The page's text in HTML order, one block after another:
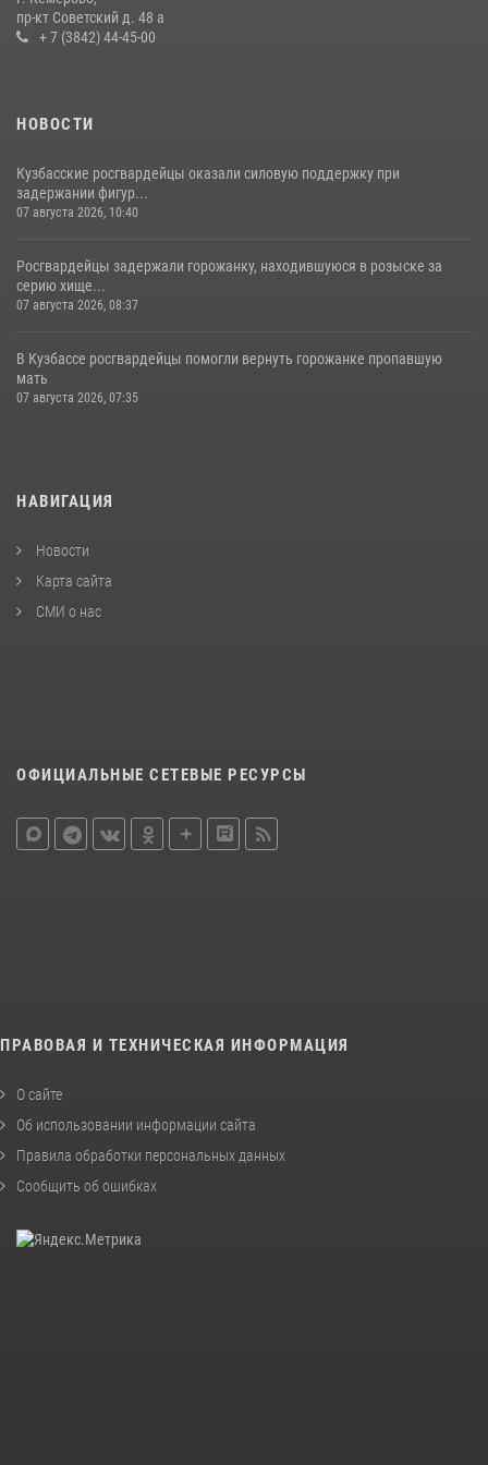
20 июля 2026, 08:52
пр-кт Советский д. 48 а
+ 7 (3842) 44-45-00
НОВОСТИ
Кузбасские росгвардейцы оказали силовую поддержку при
задержании фигур...
07 августа 2026, 10:40
Росгвардейцы задержали горожанку, находившуюся в розыске за
серию хище...
07 августа 2026, 08:37
В Кузбассе росгвардейцы помогли вернуть горожанке пропавшую
мать
07 августа 2026, 07:35
НАВИГАЦИЯ
Новости
Карта сайта
СМИ о нас
ОФИЦИАЛЬНЫЕ СЕТЕВЫЕ РЕСУРСЫ
ПРАВОВАЯ И ТЕХНИЧЕСКАЯ ИНФОРМАЦИЯ
О сайте
Об использовании информации сайта
Правила обработки персональных данных
Сообщить об ошибках